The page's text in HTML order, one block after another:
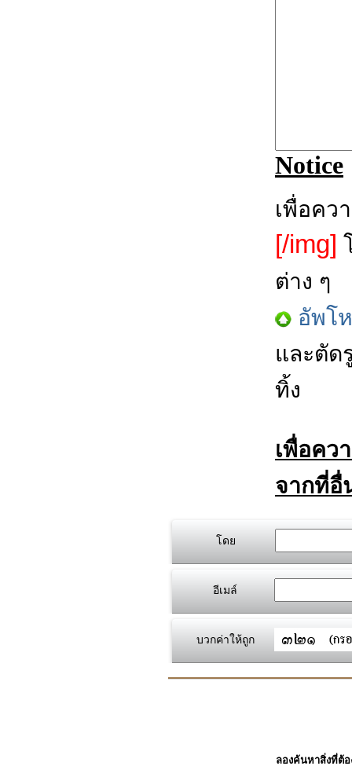
Notice
เพื่อคว
[/img]
ต่าง ๆ
อัพโ
และตัด
ทิ้ง
เพื่อคว
จากที่อื่
โดย
อีเมล์
บวกค่าให้ถูก
ลองค้นหาสิ่งที่ต้อ